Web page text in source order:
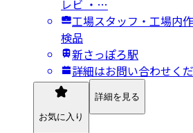
レビ ・…
工場スタッフ・工場内
検品
新さっぽろ駅
詳細はお問い合わせく
お気に入り
詳細を見る